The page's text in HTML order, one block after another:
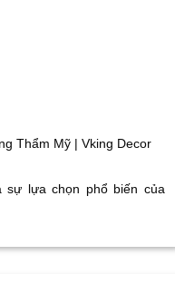
Thẩm Mỹ | Vking Decor
sự lựa chọn phổ biến của